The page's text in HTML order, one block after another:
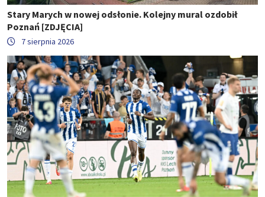
Stary Marych w nowej odsłonie. Kolejny mural ozdobił
Poznań [ZDJĘCIA]
7 sierpnia 2026